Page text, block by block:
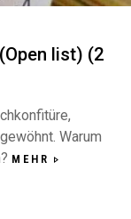
list) (2
Warum
MEHR